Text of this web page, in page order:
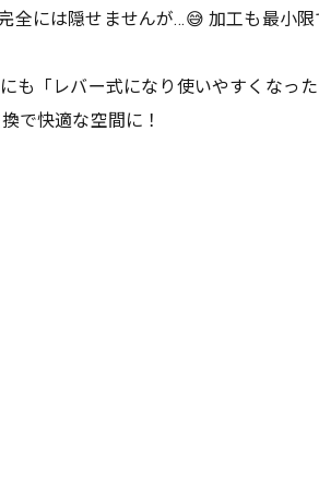
全には隠せませんが…😅 加工も最小
も「レバー式になり使いやすくなっ
で快適な空間に！